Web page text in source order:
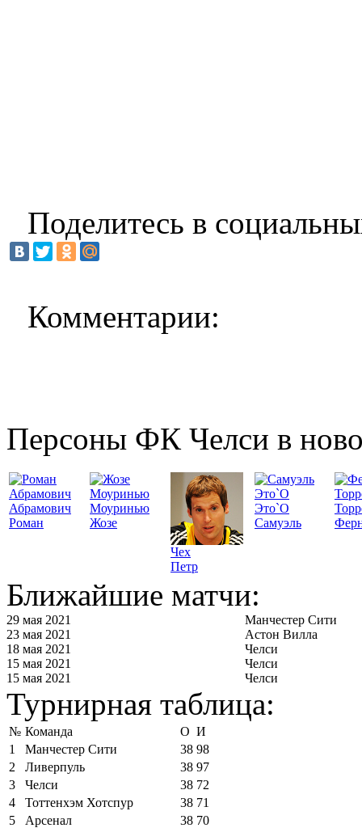
Поделитесь в
Комментарии:
Персоны ФК Челси в
Абрамович
Роман
Моуринью
Жозе
Чех
Петр
Это`О
Самуэль
Ближайшие матчи:
29 мая 2021
Манчестер Сити
23 мая 2021
Астон Вилла
18 мая 2021
Челси
15 мая 2021
Челси
15 мая 2021
Челси
Турнирная таблица:
№ Команда О И
1
Манчестер Сити 38 98
2
Ливерпуль 38 97
3
Челси 38 72
4
Тоттенхэм Хотспур 38 71
5
Арсенал 38 70